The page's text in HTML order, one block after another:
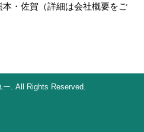
・佐賀（詳細は会社概要をご
. All Rights Reserved.